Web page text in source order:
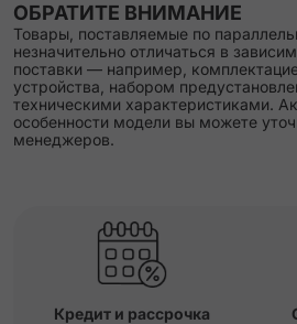
ОБРАТИТЕ ВНИМАНИЕ
Товары, поставляемые по
незначительно отличаться в
поставки — например,
устройства, набором
техническими характеристиками.
особенности модели вы можете
менеджеров.
Кредит и рассрочка